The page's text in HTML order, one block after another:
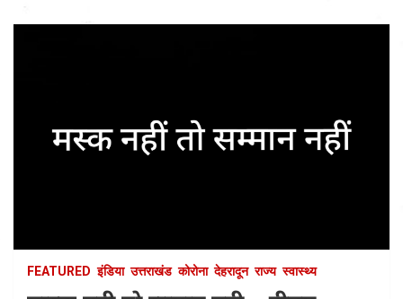
FEATURED इंडिया उत्तराखंड कोरोना देहरादून राज्य स्वास्थ्य